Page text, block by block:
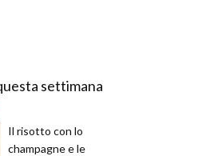
settimana
Il risotto con lo
champagne e le